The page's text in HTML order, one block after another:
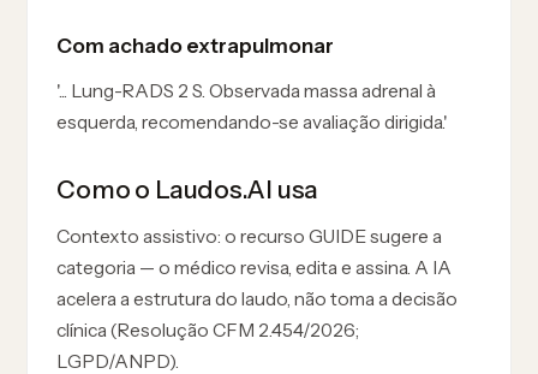
Com achado extrapulmonar
'... Lung-RADS 2 S. Observada massa adrenal à
esquerda, recomendando-se avaliação dirigida.'
Como o Laudos.AI usa
Contexto assistivo: o recurso GUIDE sugere a
categoria — o médico revisa, edita e assina. A IA
acelera a estrutura do laudo, não toma a decisão
clínica (Resolução CFM 2.454/2026;
LGPD/ANPD).